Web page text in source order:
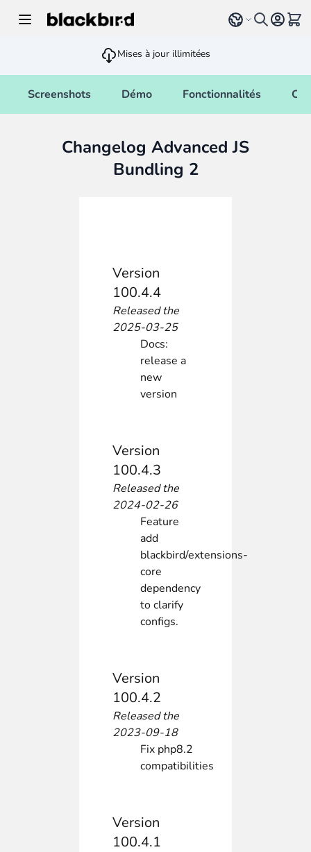
Select language
Voir
Mises à jour illimitées
Screenshots Démo Fonctionnalités
Changelog Advanced JS
Bundling 2
Version
100.4.4
Released the
2025-03-25
Docs:
release a
new
version
Version
100.4.3
Released the
2024-02-26
Feature
add
blackbird/extensions-
core
dependency
to clarify
configs.
Version
100.4.2
Released the
2023-09-18
Fix php8.2
compatibilities
Version
100.4.1